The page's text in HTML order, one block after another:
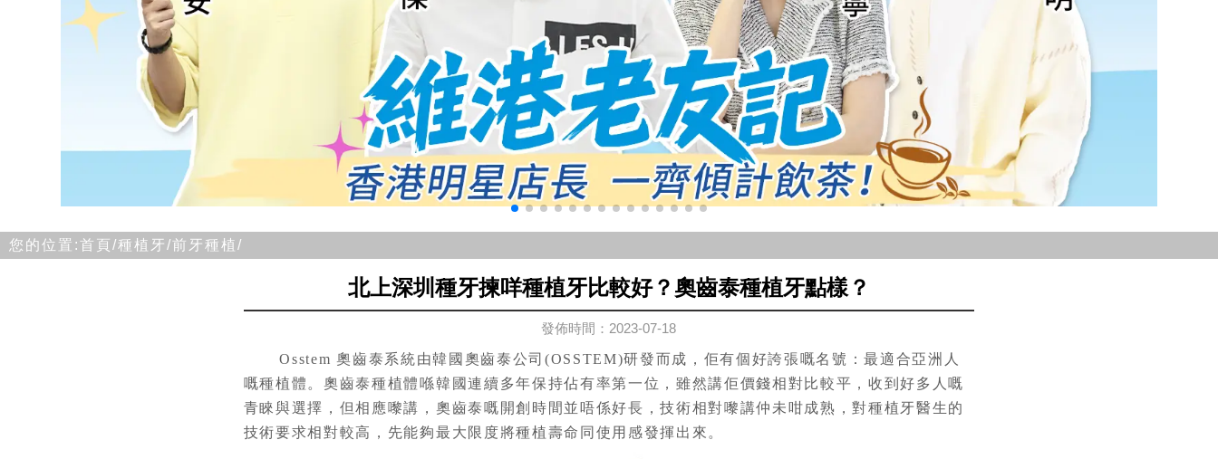
您的位置:首頁/種植牙/前牙種植/
北上深圳種牙揀咩種植牙比較好？奧齒泰種植牙點樣？
發佈時間：2023-07-18
Osstem 奧齒泰系統由韓國奧齒泰公司(OSSTEM)研發而成，佢有個好誇張嘅名號：最適合亞洲人
嘅種植體。奧齒泰種植體喺韓國連續多年保持佔有率第一位，雖然講佢價錢相對比較平，收到好多人嘅
青睞與選擇，但相應嚟講，奧齒泰嘅開創時間並唔係好長，技術相對嚟講仲未咁成熟，對種植牙醫生的
技術要求相對較高，先能夠最大限度將種植壽命同使用感發揮出來。